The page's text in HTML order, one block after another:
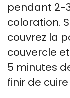
pendant 2-
coloration.
couvrez la
couvercle
5 minutes
finir de